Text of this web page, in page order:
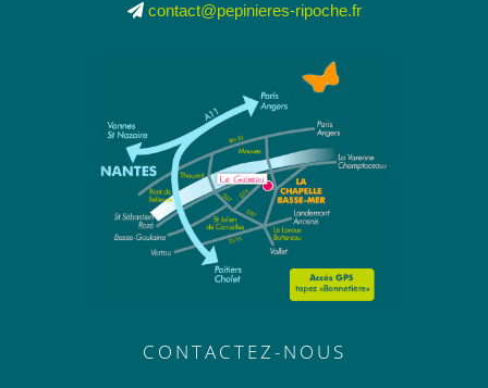
contact@pepinieres-ripoche.fr
CONTACTEZ-NOUS